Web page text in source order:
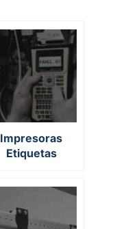
Impresoras
Etiquetas